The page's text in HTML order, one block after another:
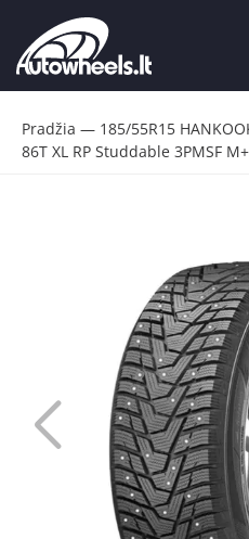
Pradžia — 185/55R15
86T XL RP Studdable 3PMSF